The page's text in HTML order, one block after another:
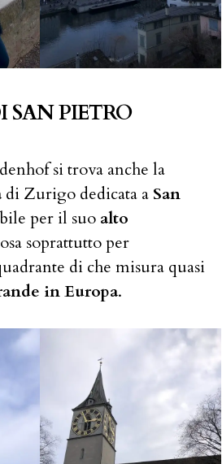
SAN PIETRO
si trova anche la
di Zurigo dedicata a San
per il suo alto
soprattutto per
di che misura quasi
in Europa.